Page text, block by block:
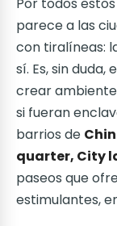
Por todos
parece a las
con tiralíneas:
sí. Es, sin
crear
si fueran
barrios de
quarter, City
paseos que
estimulantes,